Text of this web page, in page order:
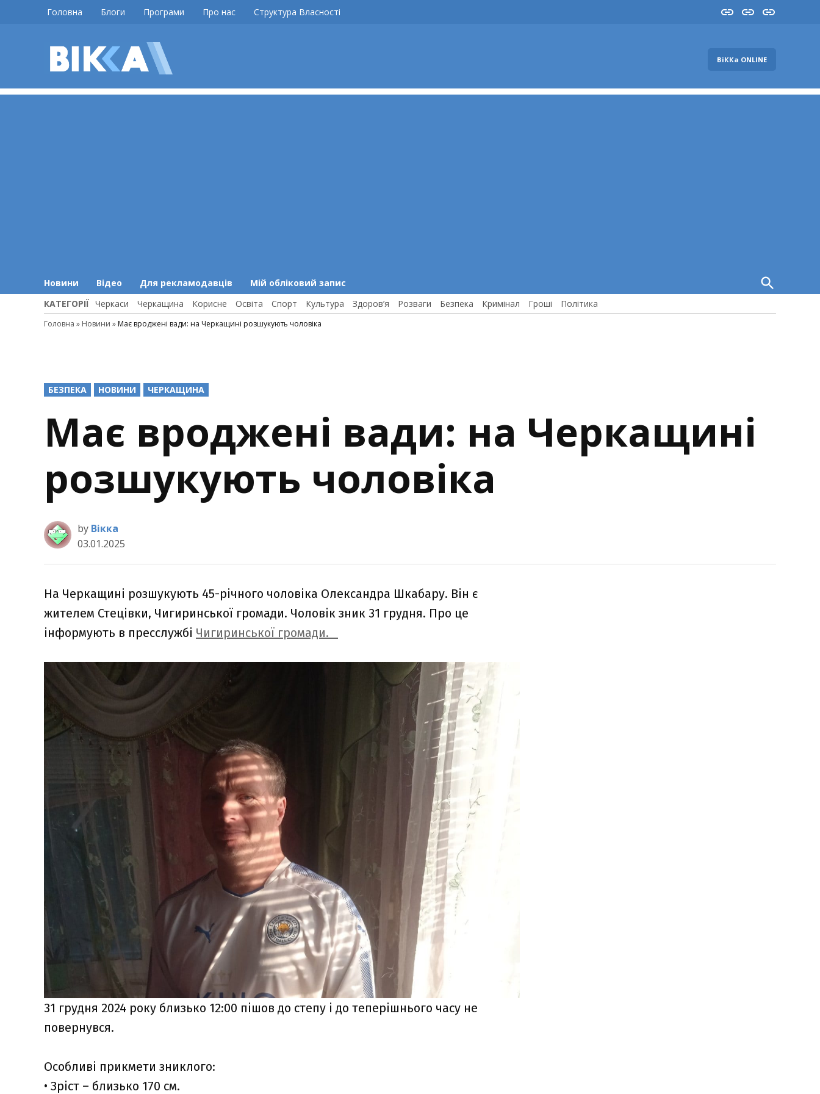
Головна Блоги Програми Про нас Структура Власності InstaYouTube
FB
ВіККа ONLINE
Новини Відео Для рекламодавців Мій обліковий запис
Open
Search
КАТЕГОРІЇ Черкаси Черкащина Корисне Освіта Спорт Культура Здоров’я Розваги Безпека Кримінал Гроші Політика
Головна » Новини » Має вроджені вади: на Черкащині розшукують чоловіка
POSTED
IN
БЕЗПЕКА НОВИНИ ЧЕРКАЩИНА
Має вроджені вади: на Черкащині
розшукують чоловіка
by Вікка
03.01.2025
На Черкащині розшукують 45-річного чоловіка Олександра Шкабару. Він є
жителем Стецівки, Чигиринської громади. Чоловік зник 31 грудня. Про це
інформують в пресслужбі Чигиринської громади.
31 грудня 2024 року близько 12:00 пішов до степу і до теперішнього часу не
повернувся.
Особливі прикмети зниклого:
• Зріст – близько 170 см.